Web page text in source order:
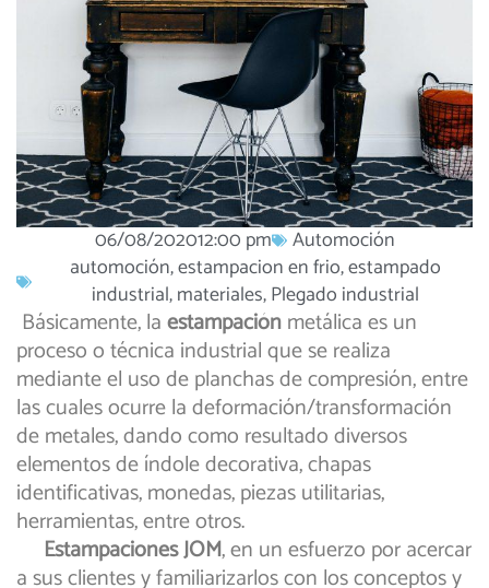
06/08/202012:00 pm
Automoción
automoción,estampacion en frio,estampado
industrial,materiales,Plegado industrial
Básicamente, laestampaciónmetálica es un
proceso o técnica industrial que se realiza
mediante el uso de planchas de compresión, entre
las cuales ocurre la deformación/transformación
de metales, dando como resultado diversos
elementos de índole decorativa, chapas
identificativas, monedas, piezas utilitarias,
herramientas, entre otros.
Estampaciones JOM, en un esfuerzo por acercar
a sus clientes y familiarizarlos con los conceptos y